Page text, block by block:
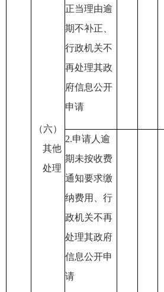
（六）
其他
处理
正当理由逾
期不补正、
行政机关不
再处理其政
府信息公开
申请
2.申请人逾
期未按收费
通知要求缴
纳费用 、行
政机关不再
处理其政府
信息公开申
请